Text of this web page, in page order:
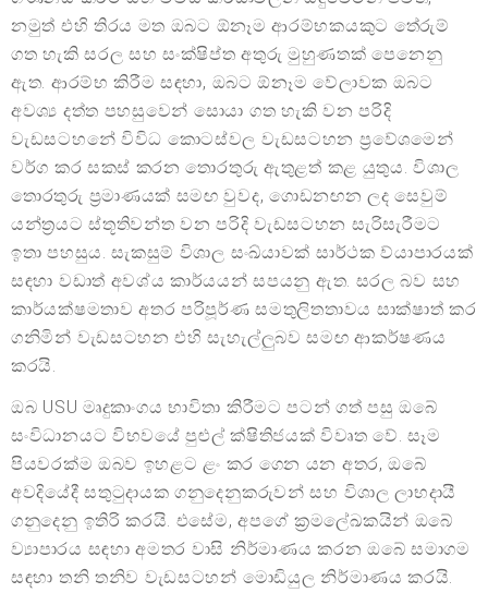
නමුත් එහි තිරය මත ඔබට ඕනෑම ආරම්භකයකුට තේරුම්
ගත හැකි සරල සහ සංක්ෂිප්ත අතුරු මුහුණතක් පෙනෙනු
ඇත. ආරම්භ කිරීම සඳහා, ඔබට ඕනෑම වේලාවක ඔබට
අවශ්‍ය දත්ත පහසුවෙන් සොයා ගත හැකි වන පරිදි
වැඩසටහනේ විවිධ කොටස්වල වැඩසටහන ප්‍රවේශමෙන්
වර්ග කර සකස් කරන තොරතුරු ඇතුළත් කළ යුතුය. විශාල
තොරතුරු ප්‍රමාණයක් සමඟ වුවද, ගොඩනඟන ලද සෙවුම්
යන්ත්‍රයට ස්තූතිවන්ත වන පරිදි වැඩසටහන සැරිසැරීමට
ඉතා පහසුය. සැකසුම් විශාල සංඛ්යාවක් සාර්ථක ව්යාපාරයක්
සඳහා වඩාත් අවශ්ය කාර්යයන් සපයනු ඇත. සරල බව සහ
කාර්යක්ෂමතාව අතර පරිපූර්ණ සමතුලිතතාවය සාක්ෂාත් කර
ගනිමින් වැඩසටහන එහි සැහැල්ලුබව සමඟ ආකර්ෂණය
කරයි.
ඔබ USU මෘදුකාංගය භාවිතා කිරීමට පටන් ගත් පසු ඔබේ
සංවිධානයට විභවයේ පුළුල් ක්ෂිතිජයක් විවෘත වේ. සෑම
පියවරක්ම ඔබව ඉහළට ළං කර ගෙන යන අතර, ඔබේ
අවදියේදී සතුටුදායක ගනුදෙනුකරුවන් සහ විශාල ලාභදායී
ගනුදෙනු ඉතිරි කරයි. එසේම, අපගේ ක්‍රමලේඛකයින් ඔබේ
ව්‍යාපාරය සඳහා අමතර වාසි නිර්මාණය කරන ඔබේ සමාගම
සඳහා තනි තනිව වැඩසටහන් මොඩියුල නිර්මාණය කරයි.